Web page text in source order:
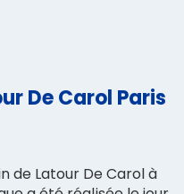
De Carol Paris
de Latour De Carol à